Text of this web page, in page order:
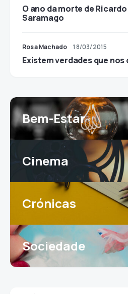
O ano da morte de
Saramago
Rosa Machado 18/03/2015
Existem verdades que nos
Bem-Estar
Cinema
Crónicas
Sociedade